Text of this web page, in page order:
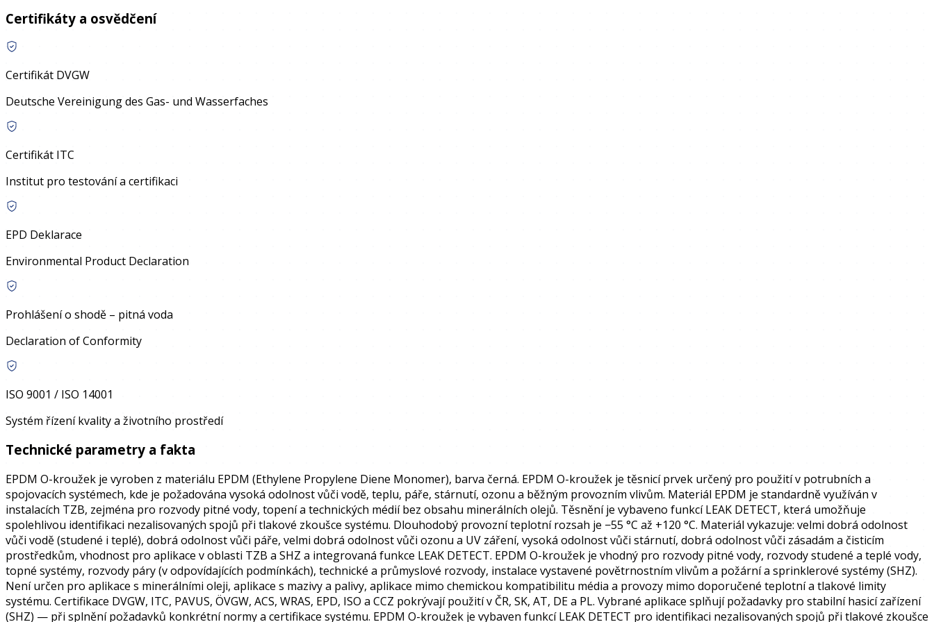
Certifikáty a osvědčení
Certifikát DVGW
Deutsche Vereinigung des Gas- und Wasserfaches
Certifikát ITC
Institut pro testování a certifikaci
EPD Deklarace
Environmental Product Declaration
Prohlášení o shodě – pitná voda
Declaration of Conformity
ISO 9001 / ISO 14001
Systém řízení kvality a životního prostředí
Technické parametry a fakta
EPDM O-kroužek je vyroben z materiálu EPDM (Ethylene Propylene Diene Monomer), barva černá. EPDM O-kroužek je těsnicí prvek určený pro použití v potrubních a
spojovacích systémech, kde je požadována vysoká odolnost vůči vodě, teplu, páře, stárnutí, ozonu a běžným provozním vlivům. Materiál EPDM je standardně využíván v
instalacích TZB, zejména pro rozvody pitné vody, topení a technických médií bez obsahu minerálních olejů. Těsnění je vybaveno funkcí LEAK DETECT, která umožňuje
spolehlivou identifikaci nezalisovaných spojů při tlakové zkoušce systému. Dlouhodobý provozní teplotní rozsah je −55 °C až +120 °C. Materiál vykazuje: velmi dobrá odolnost
vůči vodě (studené i teplé), dobrá odolnost vůči páře, velmi dobrá odolnost vůči ozonu a UV záření, vysoká odolnost vůči stárnutí, dobrá odolnost vůči zásadám a čisticím
prostředkům, vhodnost pro aplikace v oblasti TZB a SHZ a integrovaná funkce LEAK DETECT. EPDM O-kroužek je vhodný pro rozvody pitné vody, rozvody studené a teplé vody,
topné systémy, rozvody páry (v odpovídajících podmínkách), technické a průmyslové rozvody, instalace vystavené povětrnostním vlivům a požární a sprinklerové systémy (SHZ).
Není určen pro aplikace s minerálními oleji, aplikace s mazivy a palivy, aplikace mimo chemickou kompatibilitu média a provozy mimo doporučené teplotní a tlakové limity
systému. Certifikace DVGW, ITC, PAVUS, ÖVGW, ACS, WRAS, EPD, ISO a CCZ pokrývají použití v ČR, SK, AT, DE a PL. Vybrané aplikace splňují požadavky pro stabilní hasicí zařízení
(SHZ) — při splnění požadavků konkrétní normy a certifikace systému. EPDM O-kroužek je vybaven funkcí LEAK DETECT pro identifikaci nezalisovaných spojů při tlakové zkoušce